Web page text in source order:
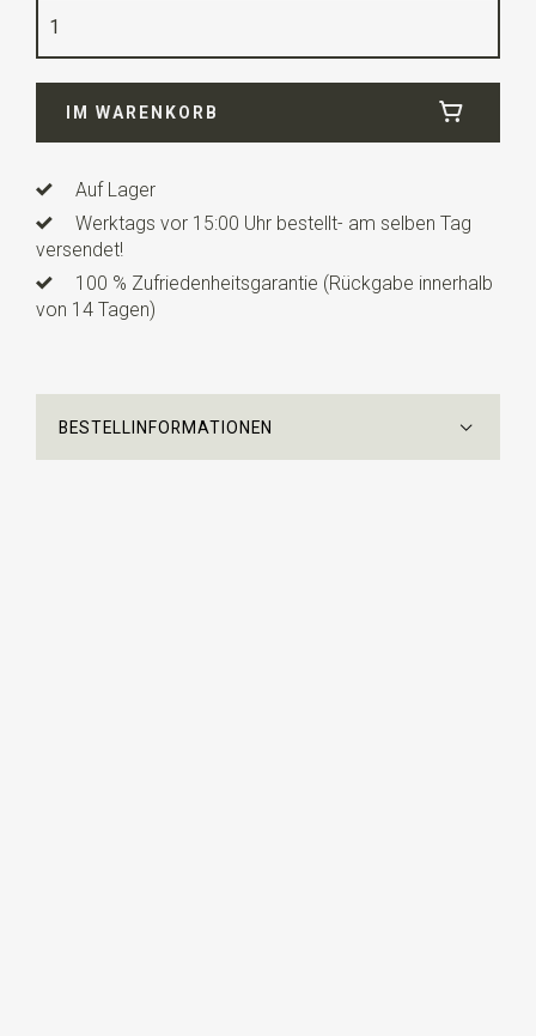
Länge
IM WARENKORB
Auf Lager
Werktags vor 15:00 Uhr bestellt- am selben Tag
versendet!
100 % Zufriedenheitsgarantie (Rückgabe innerhalb
von 14 Tagen)
BESTELLINFORMATIONEN